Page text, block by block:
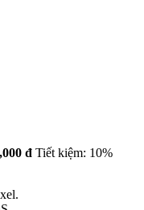
đ Tiết kiệm: 10%